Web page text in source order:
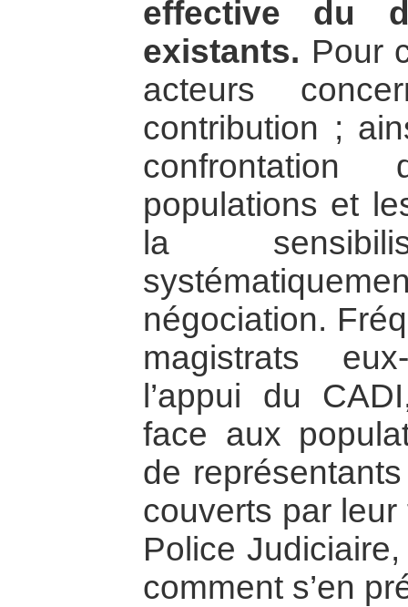
effective du
existants. Pour
acteurs
contribution ;
populations et
la
négociation.
magistrats
l’appui du
face aux
de
couverts par leur
Police
comment s’en